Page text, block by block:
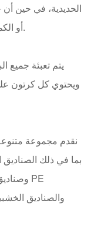
الحديدية، في حين
أو الكميات الصغيرة التي تحتاج إلى تسليم سريع.
يتم تعبئة جميع
ويحتوي كل كرتون
نقدم مجموعة
بما في ذلك الصناديق
والصناديق